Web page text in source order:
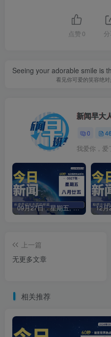
点赞 0
Seeing your adorable smile is
看见你可爱的笑容绝
新闻早大
0
我爱你，爱
09月27日，星期五, 每天60秒读懂全世界！
上一篇
无更多文章
相关推荐